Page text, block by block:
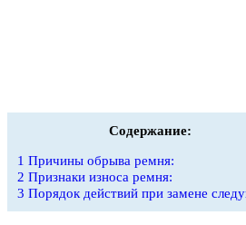
Содержание:
1 Причины обрыва ремня:
2 Признаки износа ремня:
3 Порядок действий при замене